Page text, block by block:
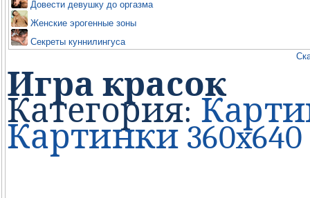
Довести девушку до оргазма
Женские эрогенные зоны
Секреты куннилингуса
Игра красок
Категория:
Картинки 360x640